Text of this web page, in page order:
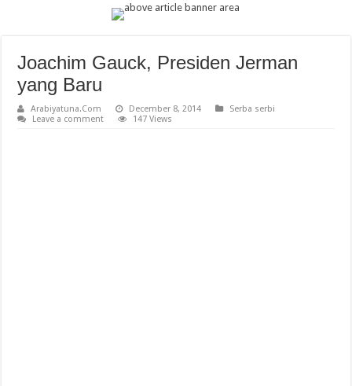
Joachim Gauck, Presiden Jerman
yang Baru
Arabiyatuna.Com December 8, 2014
Serba serbi
Leave a comment
147 Views